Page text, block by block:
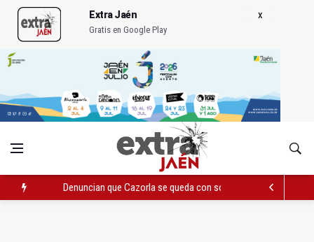
Extra Jaén
Gratis en Google Play
Denuncian que Cazorla se queda con solo dos bomberos por